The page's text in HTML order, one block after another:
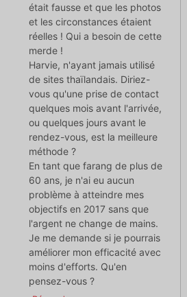
était fausse et que les photos
et les circonstances étaient
réelles ! Qui a besoin de cette
merde !
Harvie, n'ayant jamais utilisé
de sites thaïlandais. Diriez-
vous qu'une prise de contact
quelques mois avant l'arrivée,
ou quelques jours avant le
rendez-vous, est la meilleure
méthode ?
En tant que farang de plus de
60 ans, je n'ai eu aucun
problème à atteindre mes
objectifs en 2017 sans que
l'argent ne change de mains.
Je me demande si je pourrais
améliorer mon efficacité avec
moins d'efforts. Qu'en
pensez-vous ?